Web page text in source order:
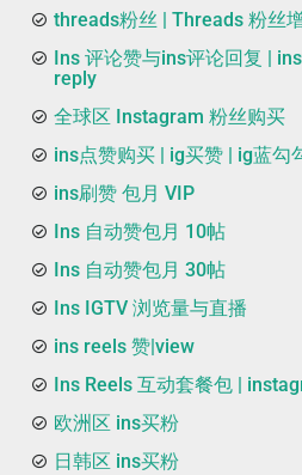
threads粉丝 | Threads 粉丝
Ins 评论赞与ins评论回复 |
reply
全球区 Instagram 粉丝购买
ins点赞购买 | ig买赞 | ig蓝勾
ins刷赞 包月 VIP
Ins 自动赞包月 10帖
Ins 自动赞包月 30帖
Ins IGTV 浏览量与直播
ins reels 赞|view
Ins Reels 互动套餐包 |
欧洲区 ins买粉
日韩区 ins买粉